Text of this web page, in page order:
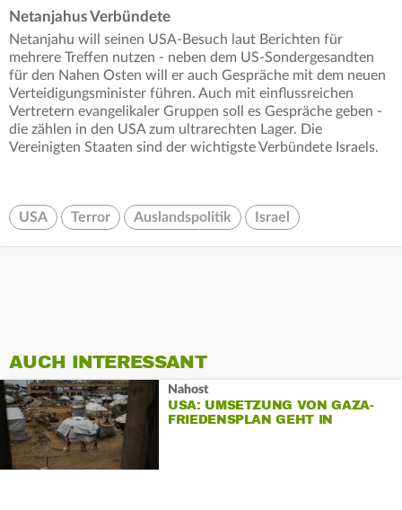
Netanjahus Verbündete
Netanjahu will seinen USA-Besuch laut Berichten für
mehrere Treffen nutzen - neben dem US-Sondergesandten
für den Nahen Osten will er auch Gespräche mit dem neuen
Verteidigungsminister führen. Auch mit einflussreichen
Vertretern evangelikaler Gruppen soll es Gespräche geben -
die zählen in den USA zum ultrarechten Lager. Die
Vereinigten Staaten sind der wichtigste Verbündete Israels.
USA Terror Auslandspolitik Israel
AUCH INTERESSANT
Nahost
USA: UMSETZUNG VON GAZA-
FRIEDENSPLAN GEHT IN